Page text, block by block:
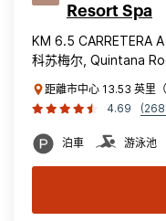
Resort Spa
KM 6.5 CARRETERA
科苏梅尔, Quintana
距離市中心 13.53 英里
4.69
泊車 游泳池